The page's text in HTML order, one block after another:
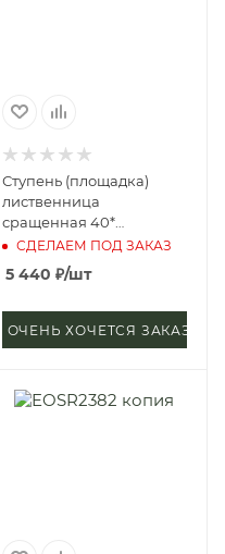
Ступень (площадка)
лиственница
сращенная 40*
400*2000 мм (сорт А)
СДЕЛАЕМ ПОД ЗАКАЗ
5 440 ₽/шт
ОЧЕНЬ ХОЧЕТСЯ ЗАКАЗАТЬ